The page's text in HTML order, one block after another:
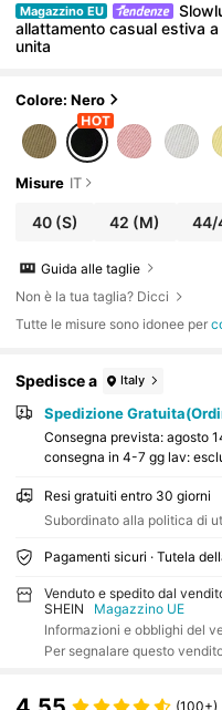
Magazzino EU
allattamento casual estiva
unita
Colore: Nero
Misure IT
40(S) 42 (M) 44/
Guida alle taglie
Non è la tua taglia? Dicci
Tutte le misure sono idonee per
Spedisce a Italy
Spedizione
Consegna prevista: agosto
consegna in 4-7 gg lav:
Resi gratuiti entro 30 giorni
Subordinato alla politica di
Pagamenti sicuri · Tutela
Venduto e spedito dal
SHEIN
Magazzino UE
Informazioni e obblighi del
Per segnalare questo
(100+)